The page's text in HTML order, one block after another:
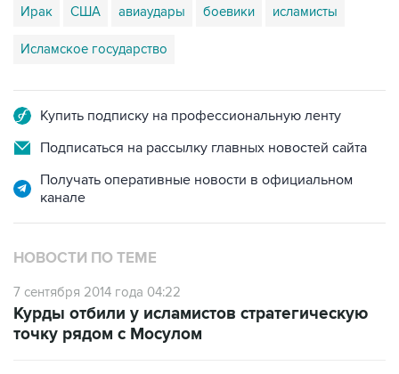
Ирак США авиаудары боевики исламисты
Исламское государство
Купить подписку на профессиональную ленту
Подписаться на рассылку главных новостей сайта
Получать оперативные новости в официальном
канале
НОВОСТИ ПО ТЕМЕ
7 сентября 2014 года 04:22
Курды отбили у исламистов стратегическую
точку рядом с Мосулом